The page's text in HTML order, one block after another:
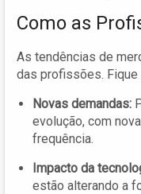
Como as
As tendências de
das profissões. Fique
Novas demandas:
evolução, com
frequência.
Impacto da
estão alterando a